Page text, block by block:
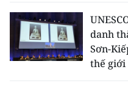
Media Du lịch
Media Thế giới
danh
Sơn-
thế giới